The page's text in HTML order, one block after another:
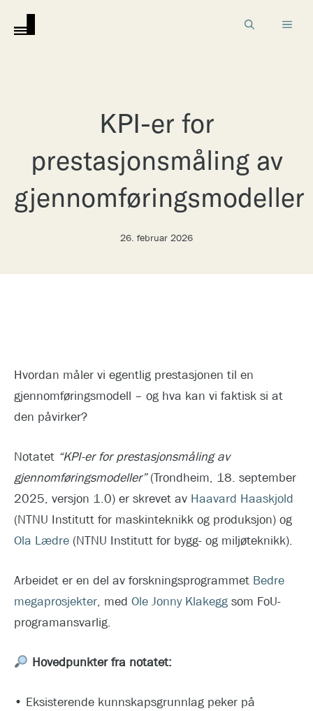
KPI-er for
prestasjonsmåling av
gjennomføringsmodeller
26. februar 2026
Hvordan måler vi egentlig prestasjonen til en
gjennomføringsmodell – og hva kan vi faktisk si at
den påvirker?
Notatet “KPI-er for prestasjonsmåling av
gjennomføringsmodeller”(Trondheim, 18. september
2025, versjon 1.0) er skrevet av Haavard Haaskjold
(NTNU Institutt for maskinteknikk og produksjon) og
Ola Lædre (NTNU Institutt for bygg- og miljøteknikk).
Arbeidet er en del av forskningsprogrammet Bedre
megaprosjekter, med Ole Jonny Klakegg som FoU-
programansvarlig.
Hovedpunkter fra notatet:
• Eksisterende kunnskapsgrunnlag peker på